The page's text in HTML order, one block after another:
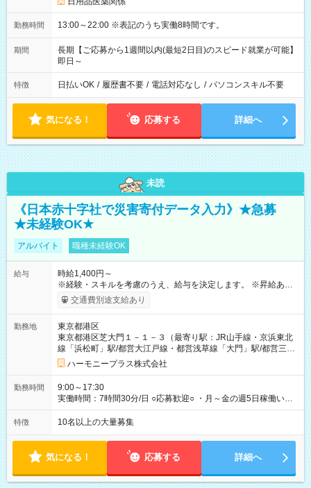
勤務時間 13:00～22:00 ※表記のうち実働8時間です。
期間
長期【ご応募から1週間以内(最短2日目)のスピード就業が可能】
即日～
特徴 日払いOK / 履歴書不要 / 電話対応なし / パソコンスキル不要
気になる！ 応募する 詳細へ
未読
《日本赤十字社で災害寄付データ入力》★急募
★未経験OK★
アルバイト 職種未経験OK
給与
時給1,400円～
※経験・スキルを考慮のうえ、給与を決定します。 ※昇給あり
（勤務実績・評価による） ※残業が発生した場合は、時間外手
当を全額支給します。 ※交通費支給（月額上限50,000円／当社
間中も給与・待遇に変更はありません。 【試用期間】試用期間
あり 試用期間の長さ：1ヶ月 雇用形態、給与は本採用時と同じ
です。 試用期間中は、健康保険などの福利厚生の一部が制限さ
れる可能性があります。
交通費別途支給あり
勤務地
東京都港区
東京都港区芝大門１－１－３（最寄り駅：JR山手線・京浜東北
線「浜松町」駅/都営大江戸線・都営浅草線「⼤⾨」駅/都営三田
線「御成⾨」駅）
ハーモニープラス株式会社
勤務時間
9:00～17:30
実働時間：7時間30分/日 ○応募歓迎○ ・月～金の週5日稼働いた
だける方 ・実働時間：7.5時間（休憩1時間）
特徴 10名以上の大量募集
気になる！ 応募する 詳細へ